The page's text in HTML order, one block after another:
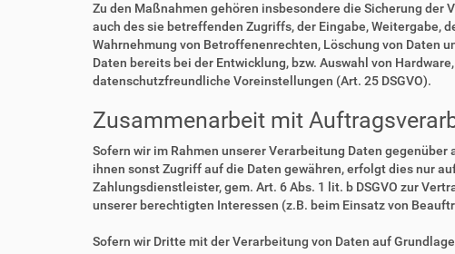
Zu den Maßnahmen gehören insbesondere die Sicherung
auch des sie betreffenden Zugriffs, der Eingabe, Weitergabe,
Wahrnehmung von Betroffenenrechten, Löschung von Daten
Daten bereits bei der Entwicklung, bzw. Auswahl von
datenschutzfreundliche Voreinstellungen (Art. 25 DSGVO).
Zusammenarbeit mit
Sofern wir im Rahmen unserer Verarbeitung Daten
ihnen sonst Zugriff auf die Daten gewähren, erfolgt dies nur
Zahlungsdienstleister, gem. Art. 6 Abs. 1 lit. b DSGVO zur
unserer berechtigten Interessen (z.B. beim Einsatz von
Sofern wir Dritte mit der Verarbeitung von Daten auf